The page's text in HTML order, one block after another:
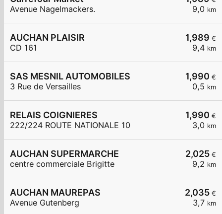
9,0 km
Avenue Nagelmackers.
1,989 €
9,4 km
AUCHAN PLAISIR
CD 161
1,990 €
0,5 km
SAS MESNIL AUTOMOBILES
3 Rue de Versailles
1,990 €
3,0 km
RELAIS COIGNIERES
222/224 ROUTE NATIONALE 10
2,025 €
9,2 km
AUCHAN SUPERMARCHE
centre commerciale Brigitte
2,035 €
3,7 km
AUCHAN MAUREPAS
Avenue Gutenberg